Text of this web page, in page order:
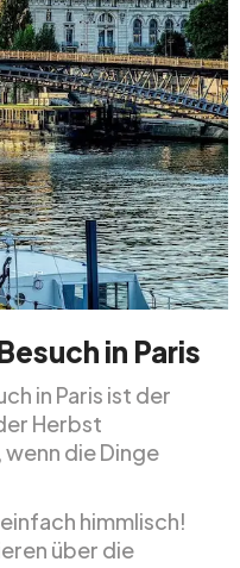
in Paris
in Paris ist der
Herbst
die Dinge
himmlisch!
über die